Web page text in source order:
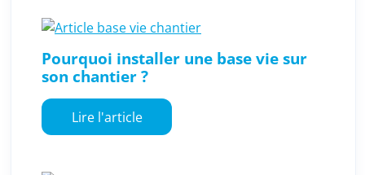
Pourquoi installer une base vie sur
son chantier ?
Lire l'article